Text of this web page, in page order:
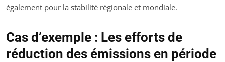
également pour la stabilité régionale et mondiale.
Cas d’exemple : Les efforts de
réduction des émissions en période